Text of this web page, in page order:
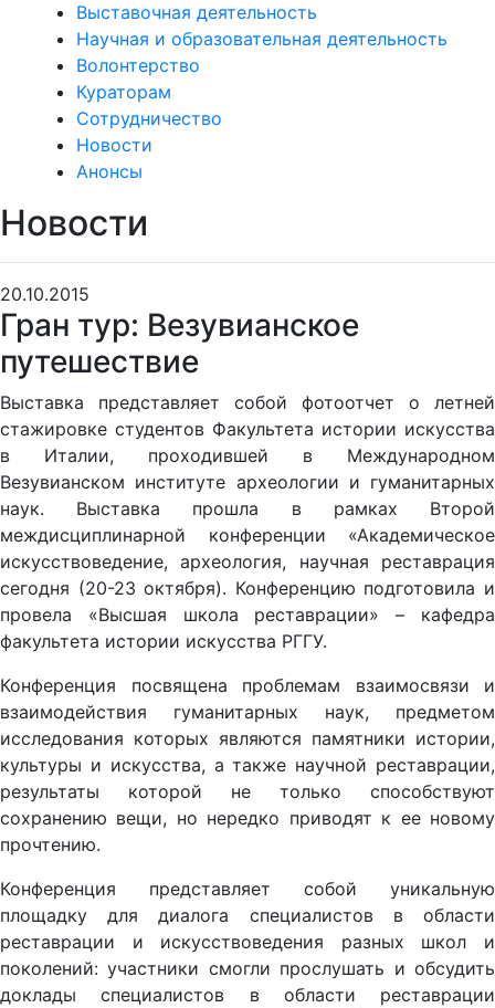
Выставочная деятельность
Научная и образовательная деятельность
Волонтерство
Кураторам
Сотрудничество
Новости
Анонсы
Новости
20.10.2015
Гран тур: Везувианское
путешествие
Выставка представляет собой фотоотчет о летней
стажировке студентов Факультета истории искусства
в Италии, проходившей в Международном
Везувианском институте археологии и гуманитарных
наук. Выставка прошла в рамках Второй
междисциплинарной конференции «Академическое
искусствоведение, археология, научная реставрация
сегодня (20-23 октября). Конференцию подготовила и
провела «Высшая школа реставрации» – кафедра
факультета истории искусства РГГУ.
Конференция посвящена проблемам взаимосвязи и
взаимодействия гуманитарных наук, предметом
исследования которых являются памятники истории,
культуры и искусства, а также научной реставрации,
результаты которой не только способствуют
сохранению вещи, но нередко приводят к ее новому
прочтению.
Конференция представляет собой уникальную
площадку для диалога специалистов в области
реставрации и искусствоведения разных школ и
поколений: участники смогли прослушать и обсудить
доклады специалистов в области реставрации